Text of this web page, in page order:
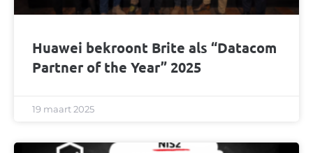
Huawei bekroont Brite als “Datacom
Partner of the Year” 2025
19 maart 2025